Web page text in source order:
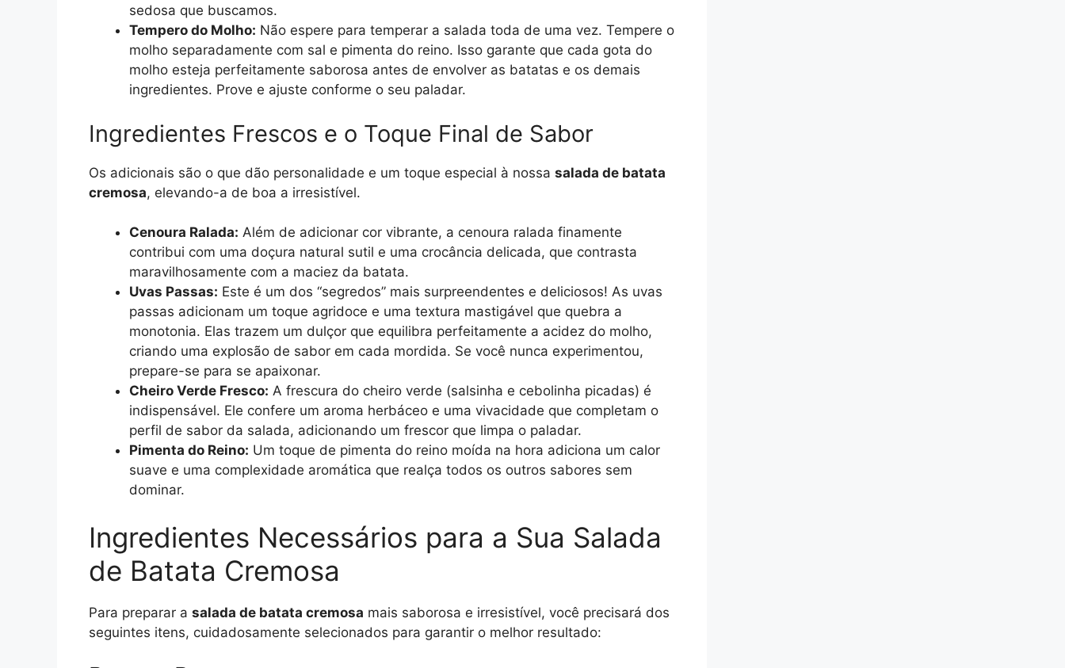
sedosa que buscamos.
Tempero do Molho: Não espere para temperar a salada toda de uma vez. Tempere o
molho separadamente com sal e pimenta do reino. Isso garante que cada gota do
molho esteja perfeitamente saborosa antes de envolver as batatas e os demais
ingredientes. Prove e ajuste conforme o seu paladar.
Ingredientes Frescos e o Toque Final de Sabor
Os adicionais são o que dão personalidade e um toque especial à nossa salada de batata
cremosa, elevando-a de boa a irresistível.
Cenoura Ralada: Além de adicionar cor vibrante, a cenoura ralada finamente
contribui com uma doçura natural sutil e uma crocância delicada, que contrasta
maravilhosamente com a maciez da batata.
Uvas Passas: Este é um dos “segredos” mais surpreendentes e deliciosos! As uvas
passas adicionam um toque agridoce e uma textura mastigável que quebra a
monotonia. Elas trazem um dulçor que equilibra perfeitamente a acidez do molho,
criando uma explosão de sabor em cada mordida. Se você nunca experimentou,
prepare-se para se apaixonar.
Cheiro Verde Fresco: A frescura do cheiro verde (salsinha e cebolinha picadas) é
indispensável. Ele confere um aroma herbáceo e uma vivacidade que completam o
perfil de sabor da salada, adicionando um frescor que limpa o paladar.
Pimenta do Reino: Um toque de pimenta do reino moída na hora adiciona um calor
suave e uma complexidade aromática que realça todos os outros sabores sem
dominar.
Ingredientes Necessários para a Sua Salada
de Batata Cremosa
Para preparar a salada de batata cremosa mais saborosa e irresistível, você precisará dos
seguintes itens, cuidadosamente selecionados para garantir o melhor resultado: